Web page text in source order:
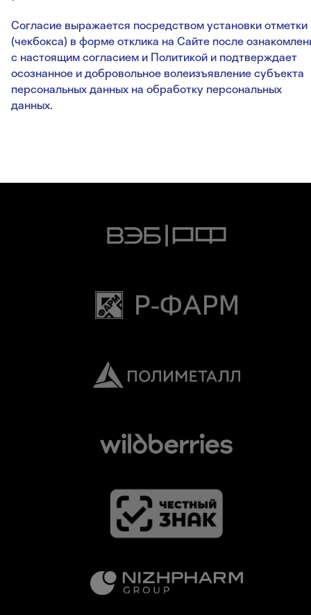
Согласие выражается посредством установки отметки
(чекбокса) в форме отклика на Сайте после
с настоящим согласием и Политикой и подтверждает
осознанное и добровольное волеизъявление субъекта
персональных данных на обработку персональных
данных.